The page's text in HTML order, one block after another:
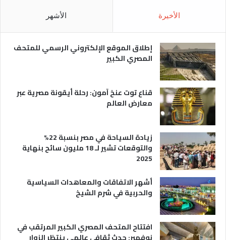
الأخيرة الأشهر
إطلاق الموقع الإلكتروني الرسمي للمتحف
المصري الكبير
قناع توت عنخ آمون: رحلة أيقونة مصرية عبر
معارض العالم
زيادة السياحة في مصر بنسبة 22%
والتوقعات تشير لـ 18 مليون سائح بنهاية
2025
أشهر الاتفاقات والمعاهدات السياسية
والحربية في شرم الشيخ
افتتاح المتحف المصري الكبير المرتقب في